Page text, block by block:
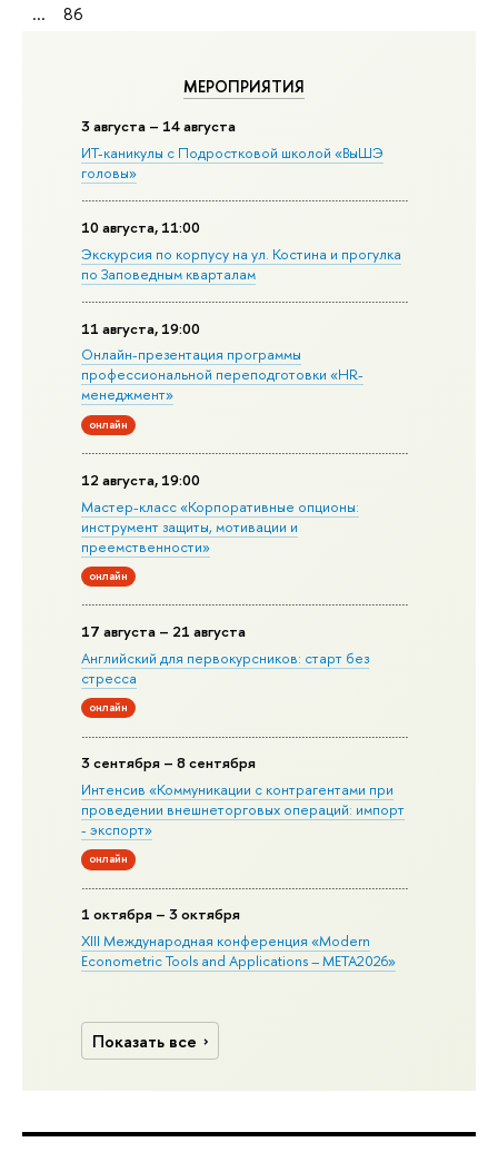
МЕРОПРИЯТИЯ
3 августа – 14 августа
ИТ-каникулы с Подростковой школой «ВыШЭ
головы»
10 августа, 11:00
Экскурсия по корпусу на ул. Костина и прогулка
по Заповедным кварталам
11 августа, 19:00
Онлайн-презентация программы
профессиональной переподготовки «HR-
менеджмент»
онлайн
12 августа, 19:00
Мастер-класс «Корпоративные опционы:
инструмент защиты, мотивации и
преемственности»
онлайн
17 августа – 21 августа
Английский для первокурсников: старт без
стресса
онлайн
3 сентября – 8 сентября
Интенсив «Коммуникации с контрагентами при
проведении внешнеторговых операций: импорт
- экспорт»
онлайн
1 октября – 3 октября
XIII Международная конференция «Modern
Econometric Tools and Applications – META2026»
Показать все
...
86